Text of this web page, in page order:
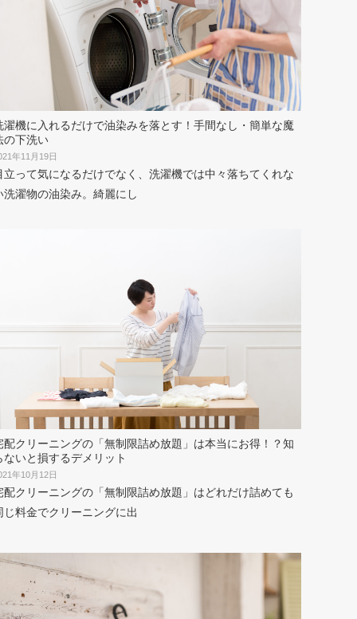
濯機に入れるだけで油染みを落とす！手間なし・簡単な魔
の下洗い
年11月19日
立って気になるだけでなく、洗濯機では中々落ちてくれな
洗濯物の油染み。綺麗にし
配クリーニングの「無制限詰め放題」は本当にお得！？知
ないと損するデメリット
年10月12日
配クリーニングの「無制限詰め放題」はどれだけ詰めても
じ料金でクリーニングに出